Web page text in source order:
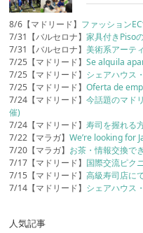
8/6【マドリード】 ファッション
7/31【バルセロナ】家具付きPiso
7/31【バルセロナ】美術系アーテ
7/25【マドリード】Se alquila
7/25【マドリード】 シェアハウス
7/25【マドリード】Oferta de
7/24【マドリード】今話題のマド
催)
7/24【マドリード】寿司を握れる
7/22【マラガ】We’re looking for
7/20【マラガ】 お茶・情報交換で
7/17【マドリード】 国際交流ピク
7/15【マドリード】高級寿司店に
7/14【マドリード】 シェアハウス
人気記事